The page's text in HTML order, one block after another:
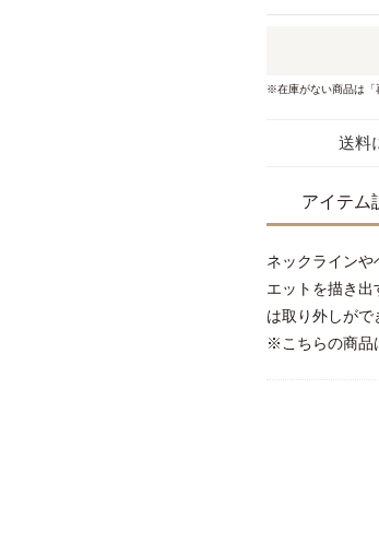
※在庫がない商品は「
送料
アイテム
ネックライン
エットを描き
は取り外しがで
※こちらの商品